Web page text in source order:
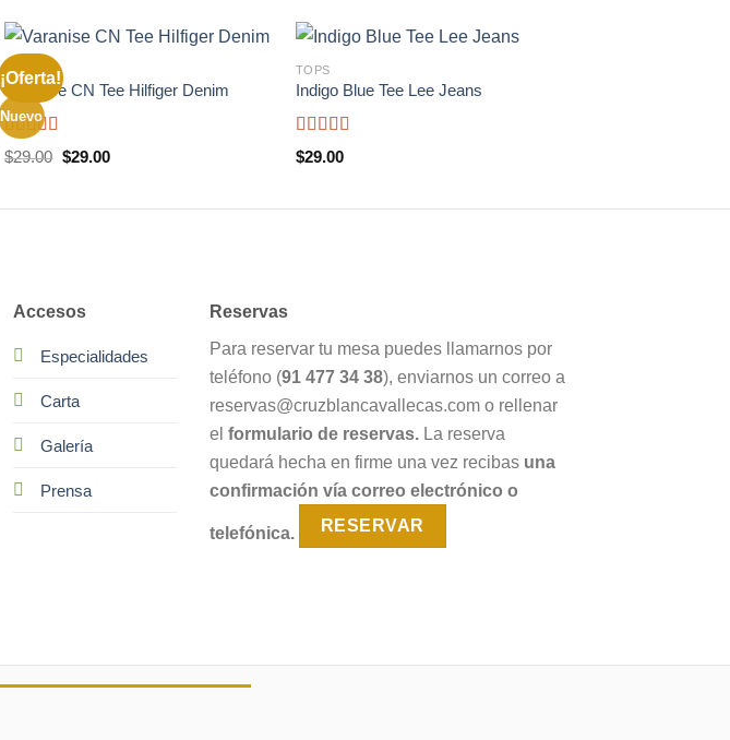
¡Oferta!
Nuevo
TOPS
Varanise CN Tee Hilfiger Denim
Valorado
con3.50
$29.00 El
$29.00El
TOPS
Indigo Blue Tee Lee Jeans
Valorado
con4.00
$29.00
Accesos
Especialidades
Carta
Galería
Prensa
Reservas
Para reservar tu mesa puedes llamarnos por
teléfono (91 477 34 38), enviarnos un correo a
reservas@cruzblancavallecas.com o rellenar
el formulario de reservas. La reserva
quedará hecha en firme una vez recibas una
confirmación vía correo electrónico o
telefónica. RESERVAR